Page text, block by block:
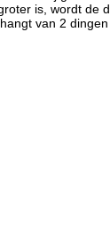
is, wordt de
van 2